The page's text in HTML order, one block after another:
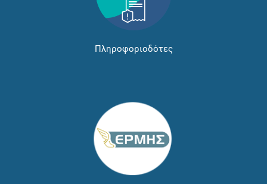
Πληροφοριοδότες